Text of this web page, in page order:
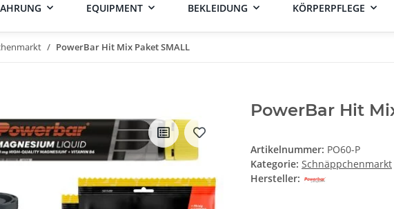
EQUIPMENT BEKLEIDUNG KÖRPERPFLEGE
PowerBar Hit Mix Paket SMALL
PowerBar Hit
Artikelnummer: PO60-P
Kategorie: Schnäppchenmarkt
Hersteller: